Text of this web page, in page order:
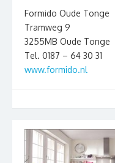
Formido Oude Tonge
Tramweg 9
3255MB Oude Tonge
Tel. 0187 – 64 30 31
www.formido.nl